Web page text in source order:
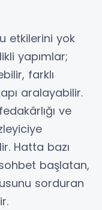
etkilerini yok
yapımlar;
farklı
aralayabilir.
ve
Hatta bazı
başlatan,
sorduran